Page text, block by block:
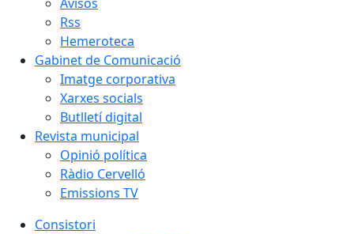
Rss
Hemeroteca
Gabinet de Comunicació
Imatge corporativa
Xarxes socials
Butlletí digital
Revista municipal
Opinió política
Ràdio Cervelló
Emissions TV
Consistori